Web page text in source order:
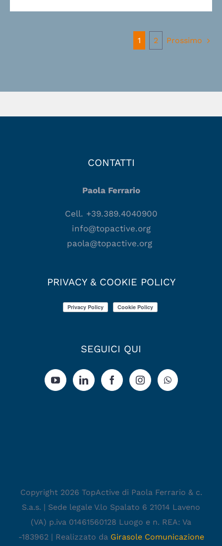
1 2 Prossimo
CONTATTI
Paola Ferrario
Cell. +39.389.4040900
info@topactive.org
paola@topactive.org
PRIVACY & COOKIE POLICY
SEGUICI QUI
Copyright 2026 TopActive di Paola Ferrario & c.
S.a.s. | Sede legale V.lo Spalato 6 21014 Laveno
(VA) p.iva 01461560128 Luogo e n. REA: Va
-183962 | Realizzato da Girasole Comunicazione